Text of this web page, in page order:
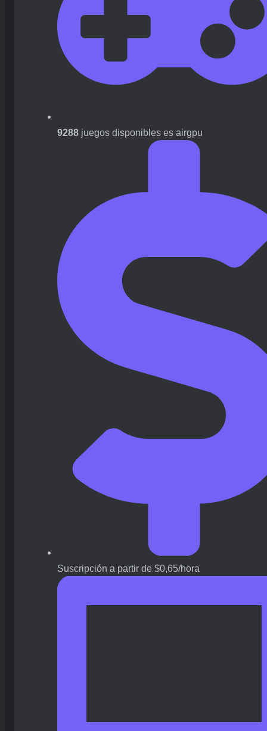
9288 juegos disponibles es airgpu
Suscripción a partir de $0,65/hora